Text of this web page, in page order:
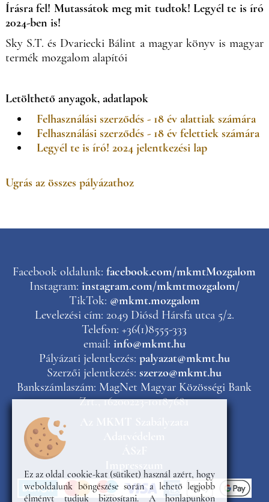
Ez az oldal cookie-kat (sütiket) használ azért, hogy
weboldalunk böngészése során a lehető legjobb
élményt tudjuk biztosítani. A honlapunkon
Írásra fel! Mutassátok meg mit tudtok! Legyél te is író
2024-ben is!
Sky S.T. és Dvariecki Bálint a magyar könyv is magyar
termék mozgalom alapítói
Letölthető anyagok, adatlapok
Felhasználási szerződés - 18 év alattiak számára
Felhasználási szerződés - 18 év felettiek számára
Legyél te is író! 2024 jelentkezési lap
Ugrás az összes pályázathoz
Facebook oldalunk:facebook.com/mkmtMozgalom
Instagram: instagram.com/mkmtmozgalom/
TikTok: @mkmt.mozgalom
Levelezési cím: 2049 Diósd Hársfa utca 5/2.
Telefon: +36(1)8555-333
email: info@mkmt.hu
Pályázati jelentkezés: palyazat@mkmt.hu
Szerzői jelentkezés:szerzo@mkmt.hu
Bankszámlaszám: MagNet Magyar Közösségi Bank
Zrt., 16200223-10187681